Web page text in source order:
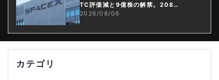
TC評価減と9億株の解禁。208億
円相当のBTCが盗難
2026/08/06
カテゴリ